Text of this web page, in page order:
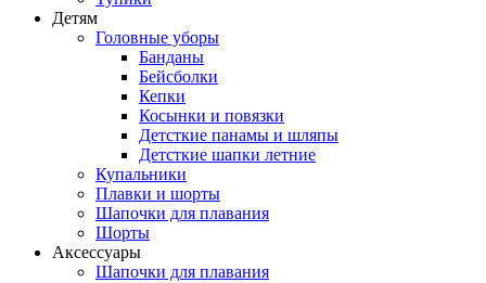
Детям
Головные уборы
Банданы
Бейсболки
Кепки
Косынки и повязки
Детсткие панамы и шляпы
Детсткие шапки летние
Купальники
Плавки и шорты
Шапочки для плавания
Шорты
Аксессуары
Шапочки для плавания